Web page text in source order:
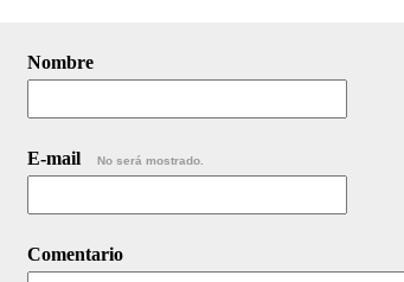
Nombre
E-mail No será mostrado.
Comentario